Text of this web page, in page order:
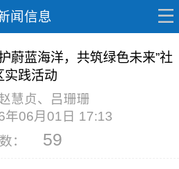
闻信息
蔚蓝海洋，共筑绿色未来”社
实践活动
慧贞、吕珊珊
年06月01日 17:13
：
59